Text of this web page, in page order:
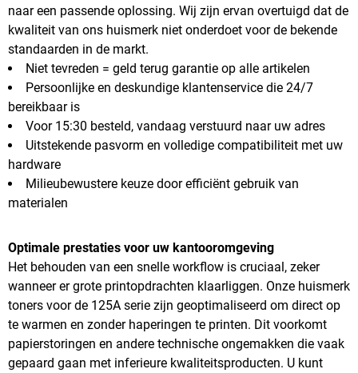
naar een passende oplossing. Wij zijn ervan overtuigd dat de
kwaliteit van ons huismerk niet onderdoet voor de bekende
standaarden in de markt.
Niet tevreden = geld terug garantie op alle artikelen
Persoonlijke en deskundige klantenservice die 24/7
bereikbaar is
Voor 15:30 besteld, vandaag verstuurd naar uw adres
Uitstekende pasvorm en volledige compatibiliteit met uw
hardware
Milieubewustere keuze door efficiënt gebruik van
materialen
Optimale prestaties voor uw kantooromgeving
Het behouden van een snelle workflow is cruciaal, zeker
wanneer er grote printopdrachten klaarliggen. Onze huismerk
toners voor de 125A serie zijn geoptimaliseerd om direct op
te warmen en zonder haperingen te printen. Dit voorkomt
papierstoringen en andere technische ongemakken die vaak
gepaard gaan met inferieure kwaliteitsproducten. U kunt